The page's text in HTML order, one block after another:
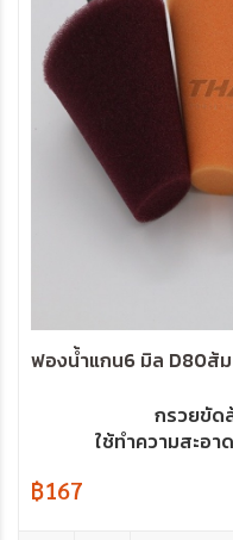
ฟองน้ำแกน6 มิล D80ส้ม
กรวยขัด
ใช้ทำความสะอ
฿167